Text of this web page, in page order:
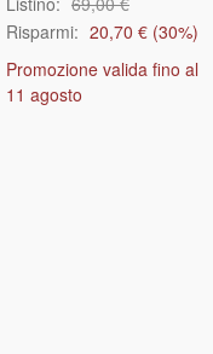
Risparmi: 20,70 € (30%)
Promozione valida fino al
11 agosto